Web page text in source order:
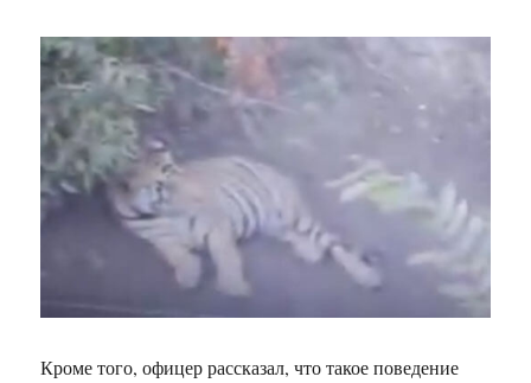
Кроме того, офицер рассказал, что такое поведение